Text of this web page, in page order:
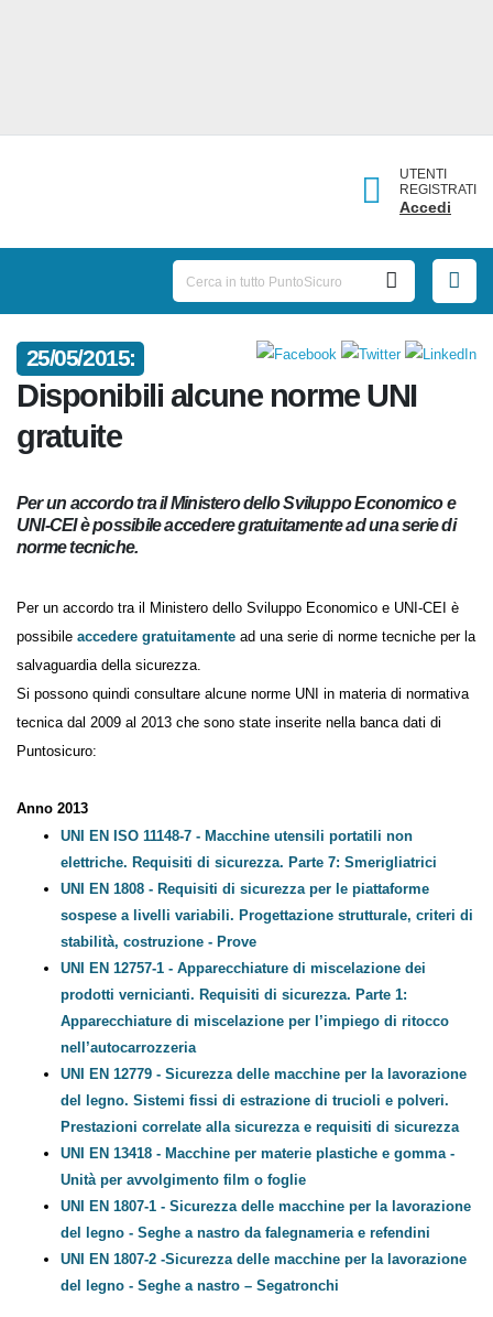
UTENTI
REGISTRATI
Accedi
25/05/2015:
Disponibili alcune norme UNI
gratuite
Per un accordo tra il Ministero dello Sviluppo Economico e
UNI-CEI è possibile accedere gratuitamente ad una serie di
norme tecniche.
Per un accordo tra il Ministero dello Sviluppo Economico e UNI-CEI è
possibile accedere gratuitamentead una serie di norme tecniche
per la salvaguardia della sicurezza.
Si possono quindi consultare alcune norme UNI in materia di
normativa tecnica dal 2009 al 2013 che sono state inserite nella banca
dati di Puntosicuro:
Anno 2013
UNI EN ISO 11148-7 - Macchine utensili portatili non
elettriche. Requisiti di sicurezza. Parte 7: Smerigliatrici
UNI EN 1808 - Requisiti di sicurezza per le piattaforme
sospese a livelli variabili. Progettazione strutturale,
criteri di stabilità, costruzione - Prove
UNI EN 12757-1 - Apparecchiature di miscelazione dei
prodotti vernicianti. Requisiti di sicurezza. Parte 1:
Apparecchiature di miscelazione per l’impiego di ritocco
nell’autocarrozzeria
UNI EN 12779 - Sicurezza delle macchine per la lavorazione
del legno. Sistemi fissi di estrazione di trucioli e polveri.
Prestazioni correlate alla sicurezza e requisiti di sicurezza
UNI EN 13418 - Macchine per materie plastiche e gomma -
Unità per avvolgimento film o foglie
UNI EN 1807-1 - Sicurezza delle macchine per la
lavorazione del legno - Seghe a nastro da falegnameria e
refendini
UNI EN 1807-2 -Sicurezza delle macchine per la lavorazione